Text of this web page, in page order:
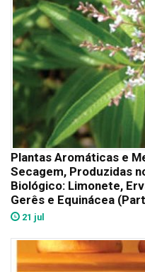
Plantas Aromáticas e
Secagem, Produzidas
Biológico: Limonete,
Gerês e Equinácea
21 jul